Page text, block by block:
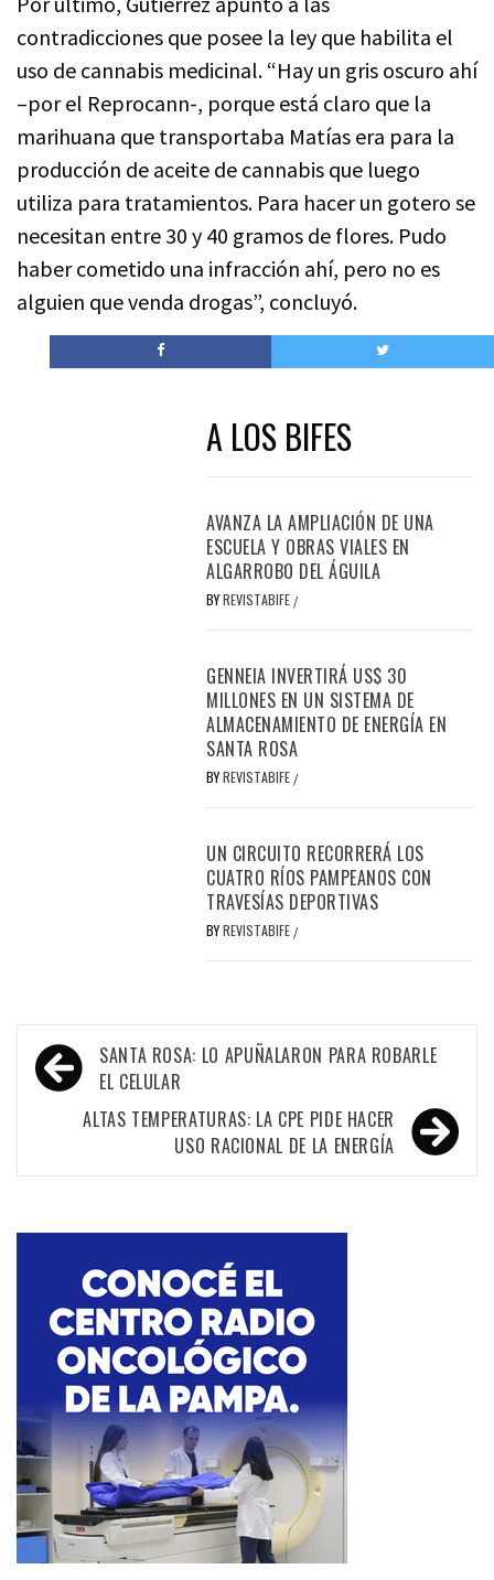
contradicciones que posee la ley que habilita el
uso de cannabis medicinal. “Hay un gris oscuro ahí
–por el Reprocann-, porque está claro que la
marihuana que transportaba Matías era para la
producción de aceite de cannabis que luego
utiliza para tratamientos. Para hacer un gotero se
necesitan entre 30 y 40 gramos de flores. Pudo
haber cometido una infracción ahí, pero no es
alguien que venda drogas”, concluyó.
A LOS BIFES
AVANZA LA AMPLIACIÓN DE UNA
ESCUELA Y OBRAS VIALES EN
ALGARROBO DEL ÁGUILA
BYREVISTABIFE /
GENNEIA INVERTIRÁ US$ 30
MILLONES EN UN SISTEMA DE
ALMACENAMIENTO DE ENERGÍA EN
SANTA ROSA
BYREVISTABIFE /
UN CIRCUITO RECORRERÁ LOS
CUATRO RÍOS PAMPEANOS CON
TRAVESÍAS DEPORTIVAS
BYREVISTABIFE /
Navegación
de
entradas
SANTA ROSA: LO APUÑALARON PARA ROBARLE
EL CELULAR
ALTAS TEMPERATURAS: LA CPE PIDE HACER
USO RACIONAL DE LA ENERGÍA